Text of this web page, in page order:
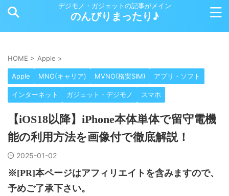
デジモノ・ガジェットの記事がメイン
のんびりまったり♪
HOME > Apple >
Apple MNO(キャリア) MVNO(格安SIM) アプリ・ソフト
インターネット ガジェット・デジモノ スマホ
【iOS18以降】iPhone本体単体で留守電機
能の利用方法を画像付で徹底解説！
2025-01-02
※[PR]本ページはアフィリエイトを含みますので、
予めご了承下さい。